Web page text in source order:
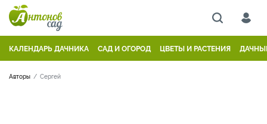
КАЛЕНДАРЬ ДАЧНИКА САД И ОГОРОД ЦВЕТЫ И РАСТЕНИЯ
Авторы Сергей